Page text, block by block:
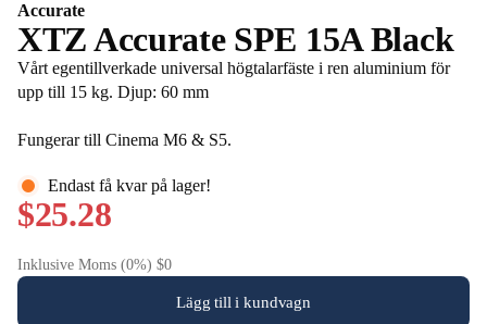
Accurate
XTZ Accurate SPE 15A Black
Vårt egentillverkade universal högtalarfäste i ren aluminium för
upp till 15 kg. Djup: 60 mm
Fungerar till Cinema M6 & S5.
Endast få kvar på lager!
$25.28
Inklusive Moms (0%) $0
Lägg till i kundvagn